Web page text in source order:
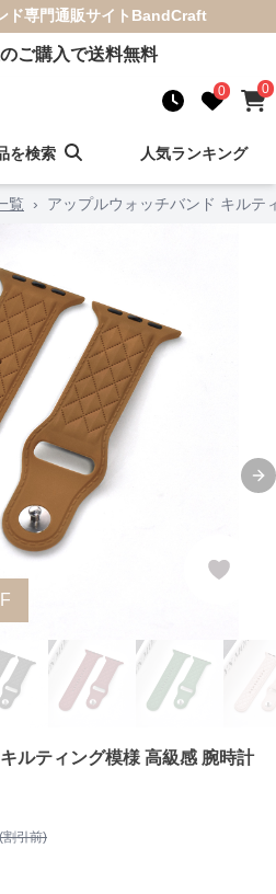
ド専門通販サイト BandCraft
ご購入で送料無料
0 0
を検索 人気ランキング
覧 › アップルウォッチバンド キルテ
ルティング模様 高級感 腕時計
引前)